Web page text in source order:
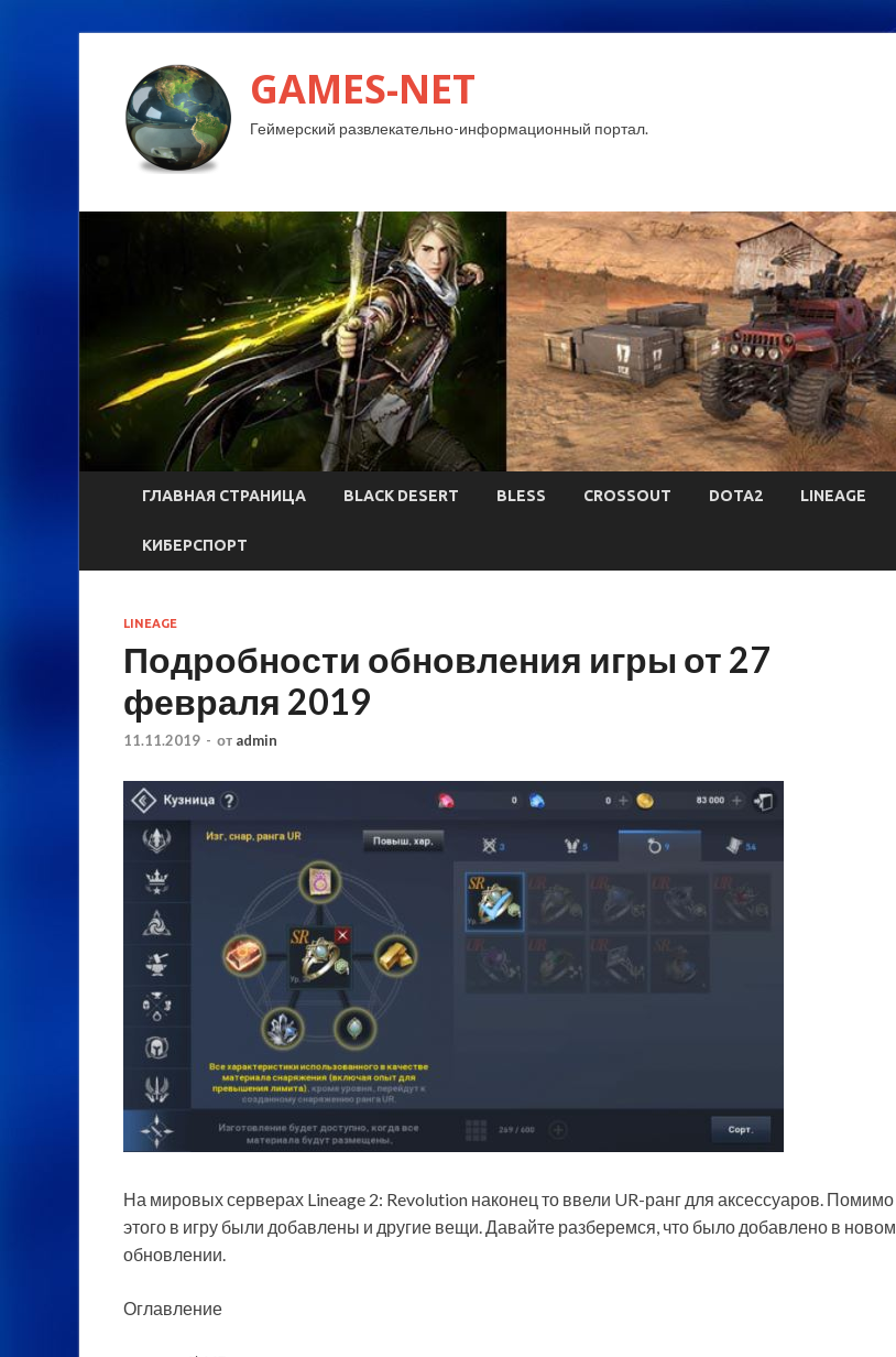
GAMES-NET
Геймерский развлекательно-информационный портал.
ГЛАВНАЯ СТРАНИЦА BLACK DESERT BLESS CROSSOUT DOTA2 LINEAGE
КИБЕРСПОРТ
LINEAGE
Подробности обновления игры от 27
февраля 2019
11.11.2019 - от admin
На мировых серверах Lineage 2: Revolution наконец то ввели UR-ранг для аксессуаров. Помимо
этого в игру были добавлены и другие вещи. Давайте разберемся, что было добавлено в новом
обновлении.
Оглавление